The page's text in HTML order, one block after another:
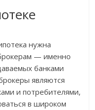
нужна
— именно
банками
являются
и потребителями,
в широком